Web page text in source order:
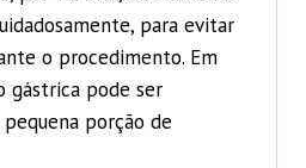
para evitar
o procedimento. Em
gástrica pode ser
porção de